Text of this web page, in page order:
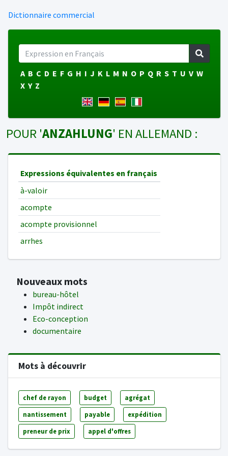
Dictionnaire commercial
A B C D E F G H I J K L M N O P Q R S T U V W
X Y Z
POUR 'ANZAHLUNG' EN ALLEMAND :
Expressions équivalentes en français
à-valoir
acompte
acompte provisionnel
arrhes
Nouveaux mots
bureau-hôtel
Impôt indirect
Eco-conception
documentaire
Mots à découvrir
chef de rayon budget agrégat
nantissement payable expédition
preneur de prix appel d'offres